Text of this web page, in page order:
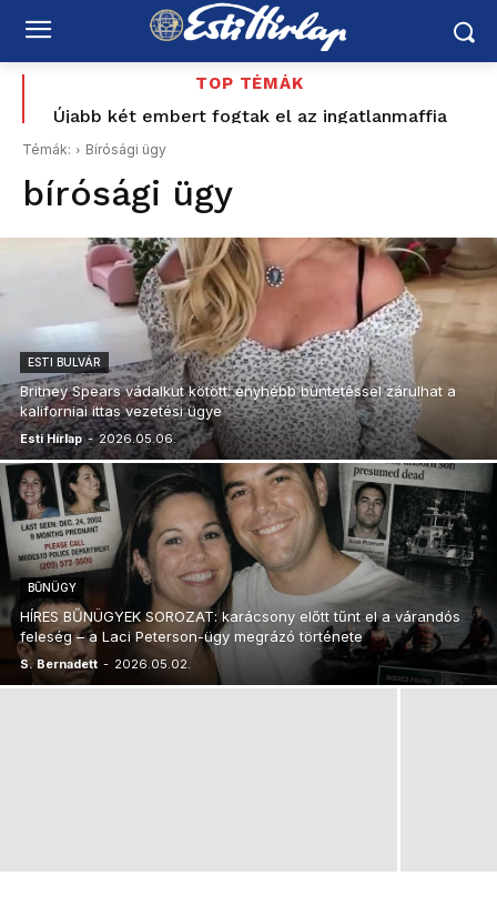
TOP TÉMÁK
Újabb két embert fogtak el az ingatlanmaffia
Enyhült a hőségriasztás, de újra erősödik a forróság
Témák: Bírósági ügy
bírósági ügy
ESTI BULVÁR
Britney Spears vádalkut kötött: enyhébb büntetéssel zárulhat a
kaliforniai ittas vezetési ügye
Esti Hírlap - 2026.05.06.
BŰNÜGY
HÍRES BŰNÜGYEK SOROZAT: karácsony előtt tűnt el a várandós
feleség – a Laci Peterson-ügy megrázó története
S. Bernadett - 2026.05.02.